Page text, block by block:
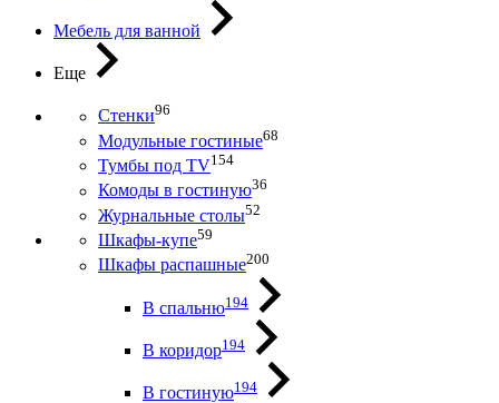
Мебель для ванной
Еще
Стенки96
Модульные гостиные68
Тумбы под ТV154
Комоды в гостиную36
Журнальные столы52
Шкафы-купе59
Шкафы распашные200
В спальню194
В коридор194
В гостиную194